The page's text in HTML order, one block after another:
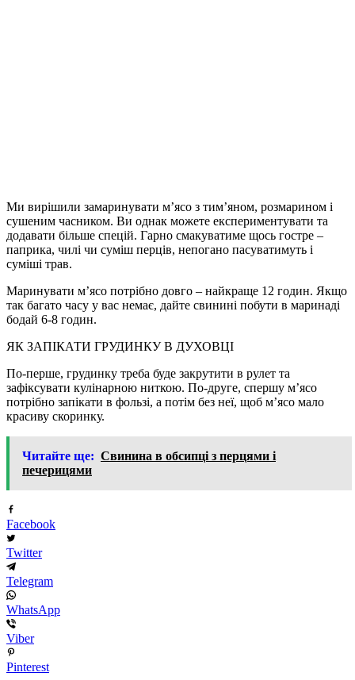
Ми вирішили замаринувати мʼясо з тимʼяном, розмарином і
сушеним часником. Ви однак можете експериментувати та
додавати більше спецій. Гарно смакуватиме щось гостре –
паприка, чилі чи суміш перців, непогано пасуватимуть і
суміші трав.
Маринувати мʼясо потрібно довго – найкраще 12 годин. Якщо
так багато часу у вас немає, дайте свинині побути в маринаді
бодай 6-8 годин.
ЯК ЗАПІКАТИ ГРУДИНКУ В ДУХОВЦІ
По-перше, грудинку треба буде закрутити в рулет та
зафіксувати кулінарною ниткою. По-друге, спершу мʼясо
потрібно запікати в фользі, а потім без неї, щоб мʼясо мало
красиву скоринку.
Читайте ще: Свинина в обсипці з перцями і
печерицями
Facebook
Twitter
Telegram
WhatsApp
Viber
Pinterest